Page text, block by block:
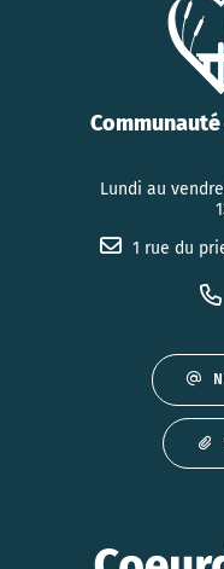
Lundi au
1 rue du